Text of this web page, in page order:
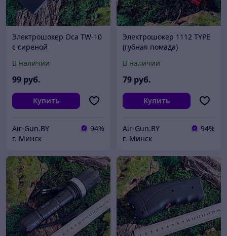
Электрошокер Оса TW-10
с сиреной
В наличии
99 руб.
Купить
Air-Gun.BY
94%
г. Минск
Электрошокер 1112 TYPE
(губная помада)
В наличии
79 руб.
Купить
Air-Gun.BY
94%
г. Минск